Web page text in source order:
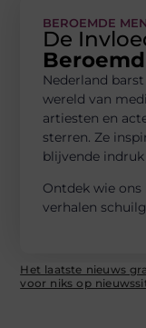
BEROEMDE
De
Nederland
wereld van
artiesten en
sterren. Ze
blijvende
Ontdek wie
verhalen
Het laatste nieuws
voor niks op